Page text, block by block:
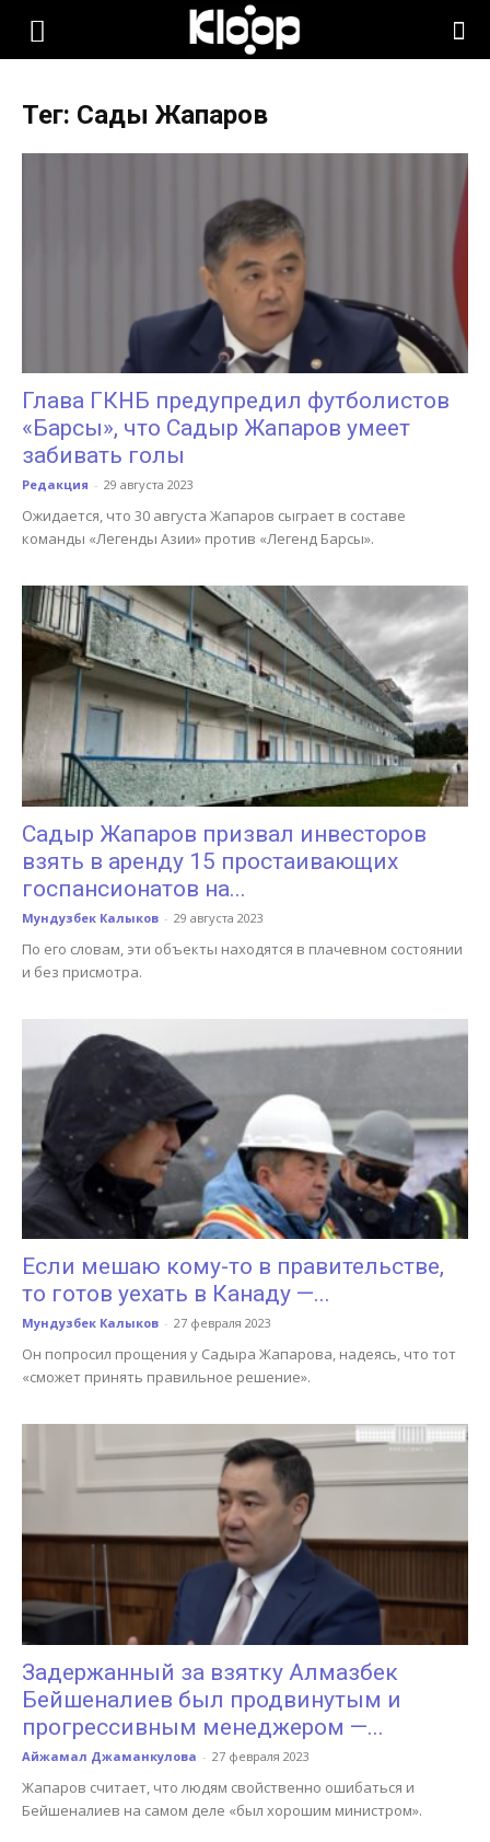
KLOOP.KG
Тег: Сады Жапаров
Глава ГКНБ предупредил футболистов
«Барсы», что Садыр Жапаров умеет
забивать голы
Редакция - 29 августа 2023
Ожидается, что 30 августа Жапаров сыграет в составе
команды «Легенды Азии» против «Легенд Барсы».
Садыр Жапаров призвал инвесторов
взять в аренду 15 простаивающих
госпансионатов на...
Мундузбек Калыков - 29 августа 2023
По его словам, эти объекты находятся в плачевном состоянии
и без присмотра.
Если мешаю кому-то в правительстве,
то готов уехать в Канаду —...
Мундузбек Калыков - 27 февраля 2023
Он попросил прощения у Садыра Жапарова, надеясь, что тот
«сможет принять правильное решение».
Задержанный за взятку Алмазбек
Бейшеналиев был продвинутым и
прогрессивным менеджером —...
Айжамал Джаманкулова - 27 февраля 2023
Жапаров считает, что людям свойственно ошибаться и
Бейшеналиев на самом деле «был хорошим министром».